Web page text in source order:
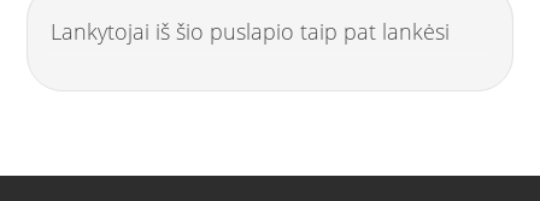
Lankytojai iš šio puslapio taip pat lankėsi